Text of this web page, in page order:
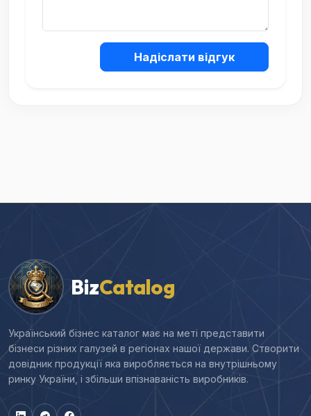
Надіслати відгук
BizCatalog
Український бізнес каталог має на меті представити
бізнеси різних галузей в регіонах нашої держави. Створити
довідник продукції яка виробляється на внутрішньому
ринку України, і збільши впізнаваність виробників.